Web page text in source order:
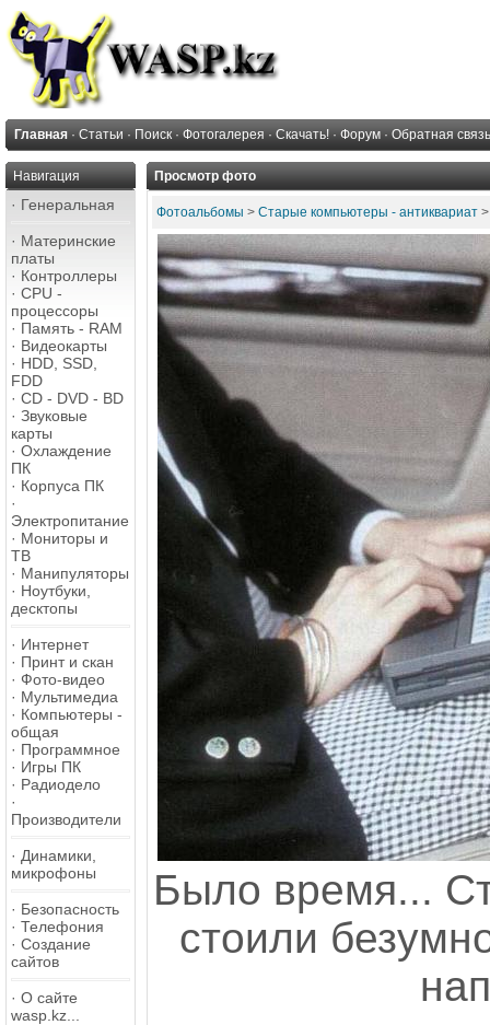
Главная · Статьи · Поиск · Фотогалерея · Скачать! · Форум · Обратная связь
Навигация
· Генеральная
· Материнские
платы
· Контроллеры
· CPU -
процессоры
· Память - RAM
· Видеокарты
· HDD, SSD,
FDD
· CD - DVD - BD
· Звуковые
карты
· Охлаждение
ПК
· Корпуса ПК
·
Электропитание
· Мониторы и
ТВ
· Манипуляторы
· Ноутбуки,
десктопы
· Интернет
· Принт и скан
· Фото-видео
· Мультимедиа
· Компьютеры -
общая
· Программное
· Игры ПК
· Радиодело
·
Производители
· Динамики,
микрофоны
· Безопасность
· Телефония
· Создание
сайтов
· О сайте
wasp.kz...
Просмотр фото
Фотоальбомы > Старые компьютеры - антиквариат
Было время...
стоили